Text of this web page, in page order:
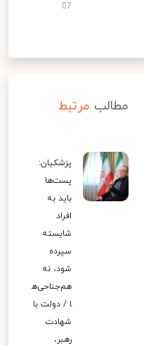
07
مطالب مرتبط
پزشکیان:
پست‌ها
باید به
افراد
شایسته
سپرده
شود، نه
هم‌جناحی‌ه
ا / دولت با
شهادت
رهبر،